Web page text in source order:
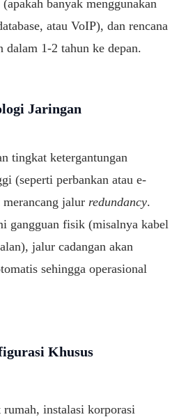
banyak menggunakan
atau VoIP), dan rencana
dalam 1-2 tahun ke depan.
Jaringan
tingkat ketergantungan
(seperti perbankan atau e-
merancang jalur redundancy.
gangguan fisik (misalnya kabel
jalur cadangan akan
sehingga operasional
Khusus
rumah, instalasi korporasi